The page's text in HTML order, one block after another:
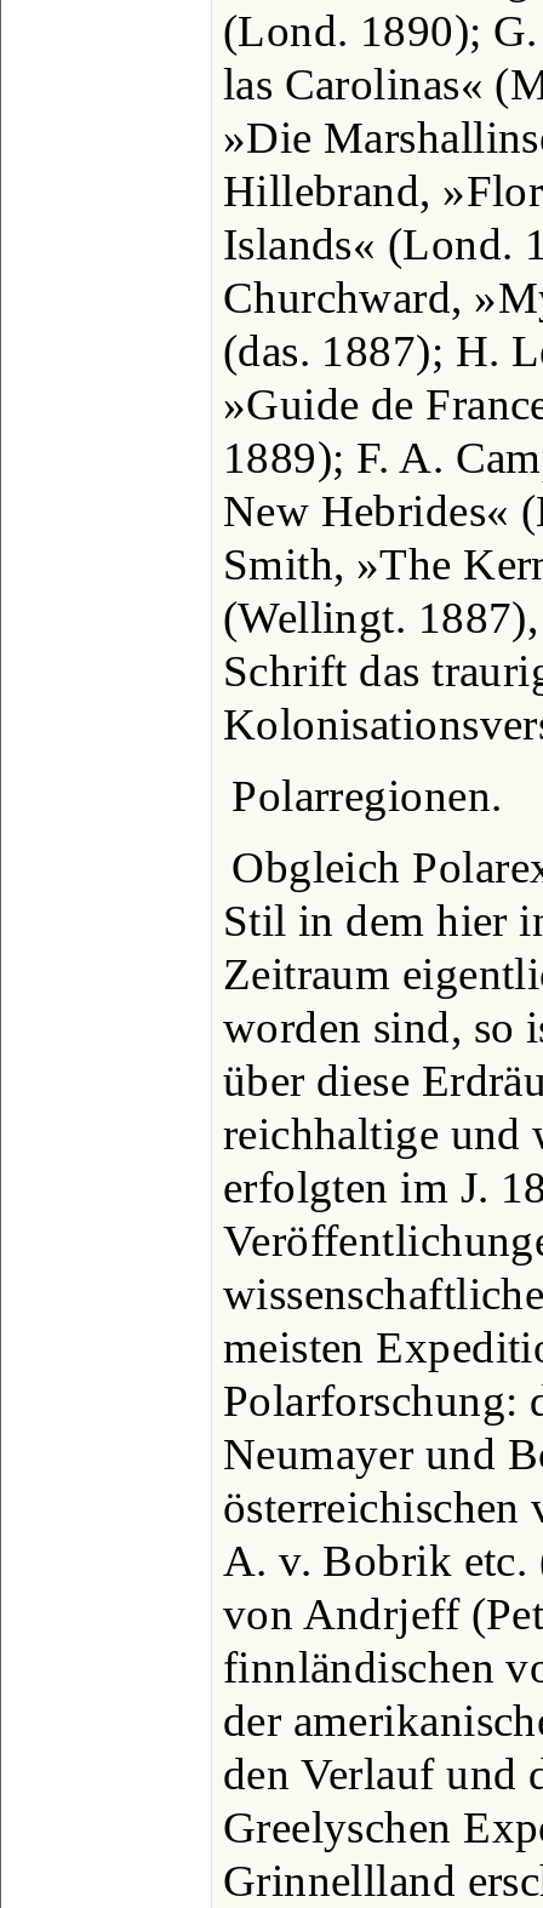
(Lond. 1890);
las Carolinas«
»Die
Hillebrand,
Islands« (Lond.
Churchward,
(das. 1887); H.
»Guide de
1889); F. A.
New Hebrides«
Smith, »The
(Wellingt.
Schrift das
Polarregionen.
Obgleich
Stil in dem hier
Zeitraum
worden sind, so
über diese
reichhaltige und
erfolgten im J.
meisten
Polarforschung:
Neumayer und
A. v. Bobrik etc.
von Andrjeff
finnländischen
der
den Verlauf und
Greelyschen
Grinnellland